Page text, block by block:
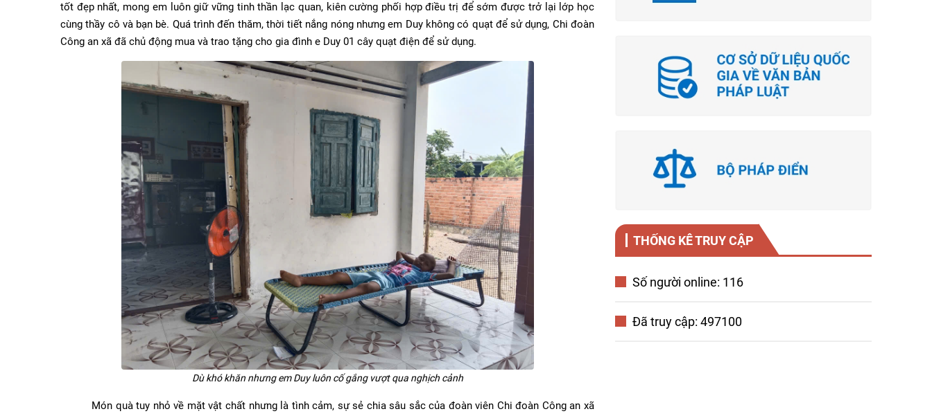
tốt đẹp nhất, mong em luôn giữ vững tinh thần lạc quan, kiên cường phối hợp điều trị để sớm được trở lại lớp học
cùng thầy cô và bạn bè. Quá trình đến thăm, thời tiết nắng nóng nhưng em Duy không có quạt để sử dụng, Chi đoàn
Công an xã đã chủ động mua và trao tặng cho gia đình e Duy 01 cây quạt điện để sử dụng.
Dù khó khăn nhưng em Duy luôn cố gắng vượt qua nghịch cảnh
Món quà tuy nhỏ về mặt vật chất nhưng là tình cảm, sự sẻ chia sâu sắc của đoàn viên Chi đoàn Công an xã
THỐNG KÊ TRUY CẬP
Số người online: 116
Đã truy cập: 497100